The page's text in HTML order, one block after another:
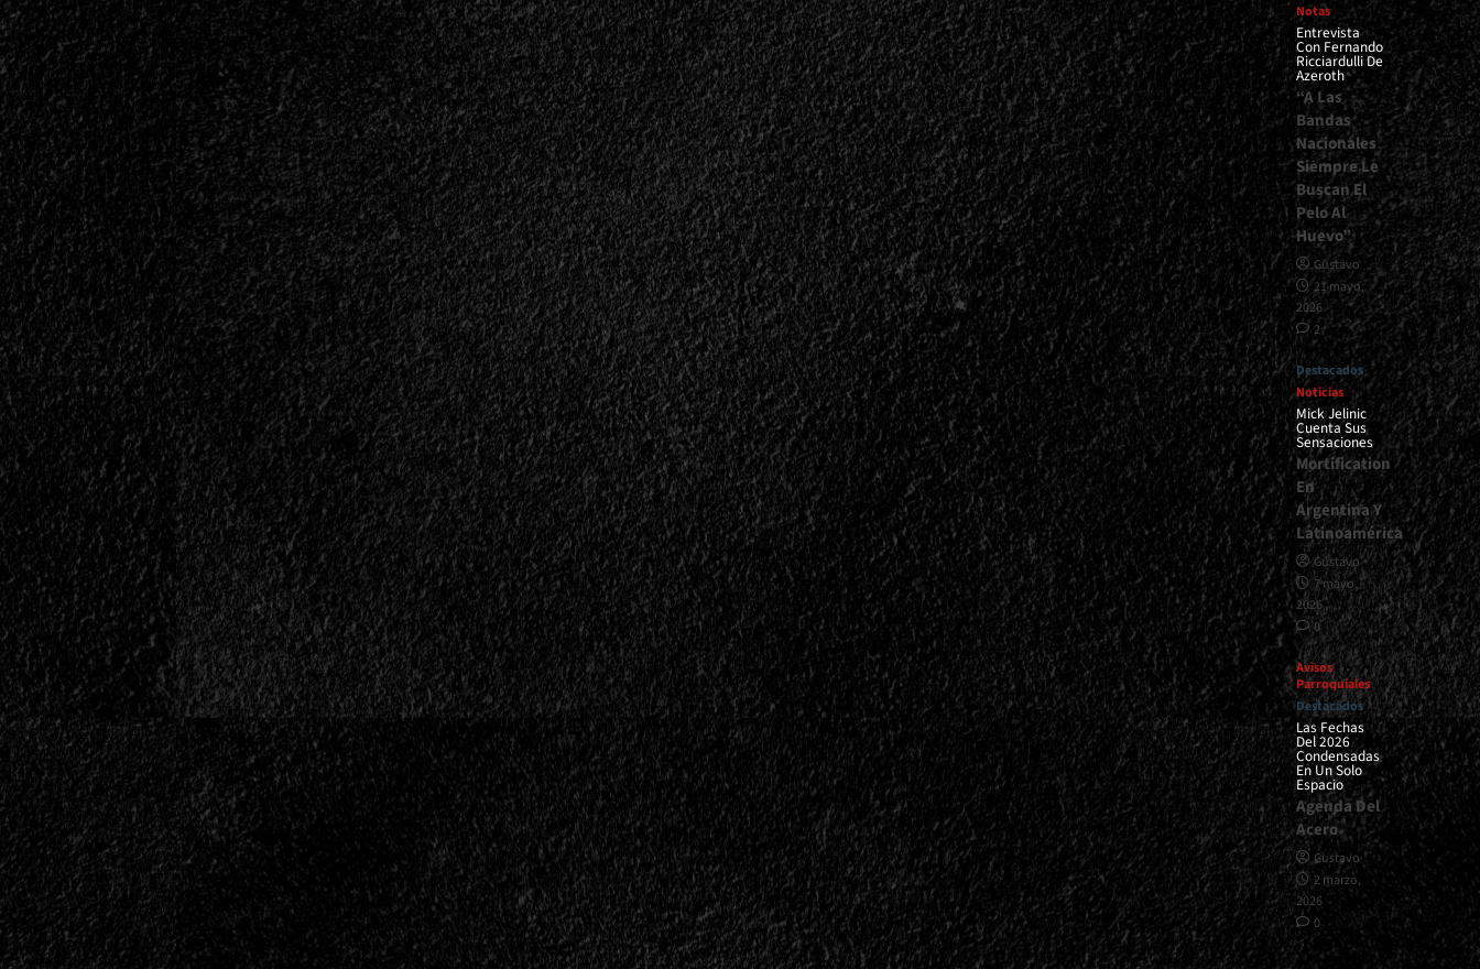
Roger
Martinez
1962-
2025
In
Memorial<span>
</span>
</small>
<div>Que
La
Memoria
No
Falle</div>
Notas
Entrevista
Con Fernando
Ricciardulli De
Azeroth
“A Las
Bandas
Nacionales
Siempre Le
Buscan El
Pelo Al
Huevo”
Gustavo
21 mayo,
2026
2
Destacados
Noticias
Mick Jelinic
Cuenta Sus
Sensaciones
Mortification
En
Argentina Y
Latinoamérica
Gustavo
7 mayo,
2026
0
Avisos
Parroquiales
Destacados
Las Fechas
Del 2026
Condensadas
En Un Solo
Espacio
Agenda Del
Acero
Gustavo
2 marzo,
2026
0